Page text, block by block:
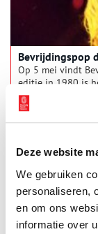
Deze website
We gebruiken
personaliseren,
en om ons
informatie over
Bevrijdingspop
Op 5 mei vindt
editie in 1980 is
benefietfestival
worden